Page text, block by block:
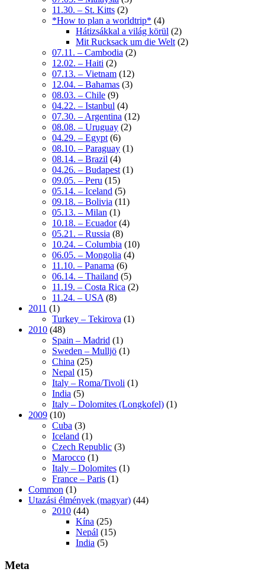
11.30. – St. Kitts (2)
*How to plan a worldtrip* (4)
Hátizsákkal a világ körül (2)
Mit Rucksack um die Welt (2)
07.11. – Cambodia (2)
12.02. – Haiti (2)
07.13. – Vietnam (12)
12.04. – Bahamas (3)
08.03. – Chile (9)
04.22. – Istanbul (4)
07.30. – Argentina (12)
08.08. – Uruguay (2)
04.29. – Egypt (6)
08.10. – Paraguay (1)
08.14. – Brazil (4)
04.26. – Budapest (1)
09.05. – Peru (15)
05.14. – Iceland (5)
09.18. – Bolivia (11)
05.13. – Milan (1)
10.18. – Ecuador(4)
05.21. – Russia (8)
10.24. – Columbia (10)
06.05. – Mongolia (4)
11.10. – Panama (6)
06.14. – Thailand (5)
11.19. – Costa Rica (2)
11.24. – USA (8)
2011 (1)
Turkey – Tekirova (1)
2010 (48)
Spain – Madrid (1)
Sweden – Mulljö (1)
China (25)
Nepal (15)
Italy – Roma/Tivoli (1)
India (5)
Italy – Dolomites (Longkofel) (1)
2009 (10)
Cuba (3)
Iceland (1)
Czech Republic (3)
Marocco (1)
Italy – Dolomites (1)
France – Paris (1)
Common (1)
Utazási élmények (magyar) (44)
2010 (44)
Kína (25)
Nepál (15)
India (5)
Meta